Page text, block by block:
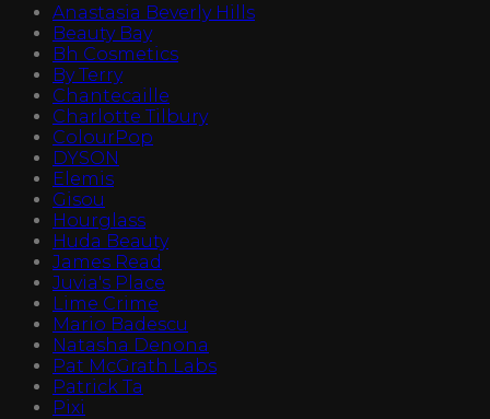
Anastasia Beverly Hills
Beauty Bay
Bh Cosmetics
By Terry
Chantecaille
Charlotte Tilbury
ColourPop
DYSON
Elemis
Gisou
Hourglass
Huda Beauty
James Read
Juvia's Place
Lime Crime
Mario Badescu
Natasha Denona
Pat McGrath Labs
Patrick Ta
Pixi